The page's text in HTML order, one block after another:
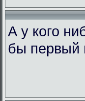
А у кого
бы первый